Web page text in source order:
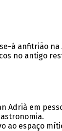
á anfitrião na
no antigo
Adrià em
ao espaço